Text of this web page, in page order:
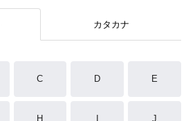
カタカナ
C D E
H J